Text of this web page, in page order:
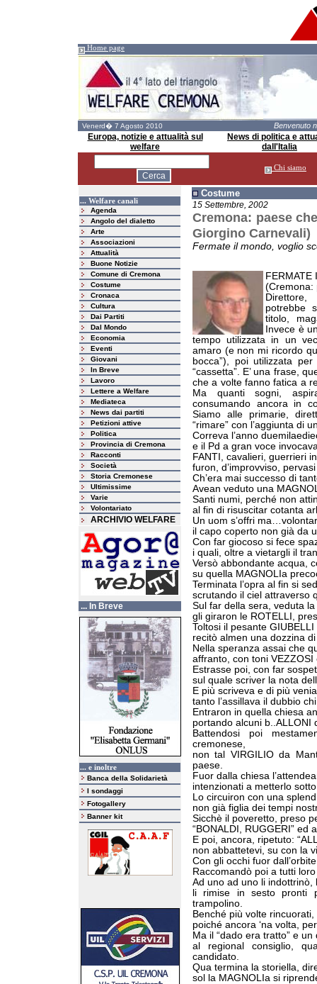
Home page
Venerd� 7 Agosto 2010 Benvenuto
Europa, notizie e attualità sul
welfare
News di politica e
dall'Italia
Chi siamo
... Welfare canali
Agenda
Angolo del dialetto
Arte
Associazioni
Attualità
Buone Notizie
Comune di Cremona
Costume
Cronaca
Cultura
Dai Partiti
Dal Mondo
Economia
Eventi
Giovani
In Breve
Lavoro
Lettere a Welfare
Mediateca
News dai partiti
Petizioni attive
Politica
Provincia di Cremona
Racconti
Società
Storia Cremonese
Ultimissime
Varie
Volontariato
ARCHIVIO WELFARE
... In Breve
... e inoltre
Banca della Solidarietà
I sondaggi
Fotogallery
Banner kit
Costume
15 Settembre, 2002
Cremona: paese
Giorgino Carnevali)
Fermate il mondo, voglio
FERMATE
(Cremona:
Direttore,
potrebbe
titolo,
Invece è
tempo utilizzata in un
amaro (e non mi ricordo
bocca”), poi utilizzata
“cassetta”. E’ una frase,
che a volte fanno fatica a
Ma quanti sogni,
consumando ancora in
Siamo alle primarie,
“rimare” con l’aggiunta di
Correva l’anno
e il Pd a gran voce
FANTI, cavalieri, guerrieri
furon, d’improvviso,
Ch’era mai successo di
Avean veduto una
Santi numi, perché non
al fin di risuscitar cotanta
Un uom s’offri
il capo coperto non già da
Con far giocoso si fece
i quali, oltre a vietargli il
Versò abbondante acqua,
su quella MAGNOLIa
Terminata l’opra al fin si
scrutando il ciel attraverso
Sul far della sera, veduta
gli giraron le ROTELLI,
Toltosi il pesante
recitò almen una dozzina
Nella speranza assai che
affranto, con toni
Estrasse poi, con far
sul quale scriver la nota
E più scriveva e di più
tanto l’assillava il dubbio
Entraron in quella chiesa
portando alcuni b..ALLONI
Battendosi poi
cremonese,
non tal VIRGILIO da
paese.
Fuor dalla chiesa
intenzionati a metterlo
Lo circuiron con una
non già figlia dei tempi
Sicchè il poveretto, preso
“BONALDI, RUGGERI” ed
E poi, ancora, ripetuto:
non abbattetevi, su con la
Con gli occhi fuor
Raccomandò poi a tutti
Ad uno ad uno li
li rimise in sesto pronti
trampolino.
Benché più volte
poiché ancora ‘na volta,
Ma il “dado era tratto” e
al regional consiglio,
candidato.
Qua termina la storiella,
sol la MAGNOLIa si